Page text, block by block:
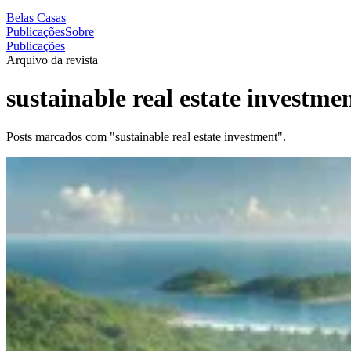
Belas Casas
PublicaçõesSobre
Publicações
Arquivo da revista
sustainable real estate
Posts marcados com "sustainable real estate investment".